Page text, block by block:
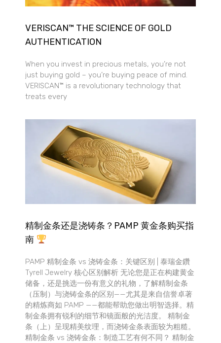
VERISCAN™ THE SCIENCE OF GOLD
AUTHENTICATION
When you invest in precious metals, you’re not
just buying gold – you’re buying peace of mind.
VERISCAN™ is a revolutionary technology that
treats every
精制金条还是浇铸条？PAMP 黄金条购买指
南
PAMP 精制金条 vs 浇铸金条：关键区别 | 泰瑞金鑽
Tyrell Jewelry 核心区别解析 无论您是正在构建黄金
储备，还是挑选一份有意义的礼物，了解精制金条
（压制）与浇铸金条的区别——尤其是来自信誉卓著
的精炼商如 PAMP ——都能帮助您做出明智选择。精
制金条拥有锐利的细节和镜面般的光洁度。 精制金
条（上）呈现精美纹理，而浇铸金条表面较为粗糙。
精制金条 vs 浇铸金条：制造工艺有何不同？ 精制金